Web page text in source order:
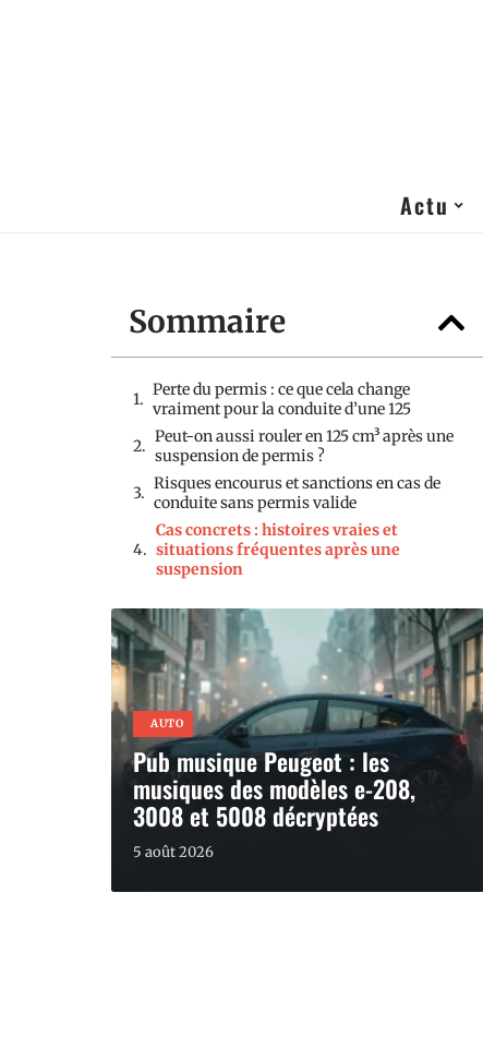
Actu
Sommaire
Perte du permis : ce que cela change
vraiment pour la conduite d’une 125
Peut-on aussi rouler en 125 cm³ après une
suspension de permis ?
Risques encourus et sanctions en cas de
conduite sans permis valide
Cas concrets : histoires vraies et
situations fréquentes après une
suspension
AUTO
Pub musique Peugeot : les
musiques des modèles e-208,
3008 et 5008 décryptées
5 août 2026